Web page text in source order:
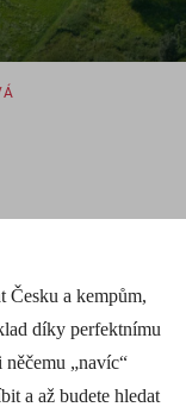
Česku a kempům,
díky perfektnímu
„navíc“
a až budete hledat